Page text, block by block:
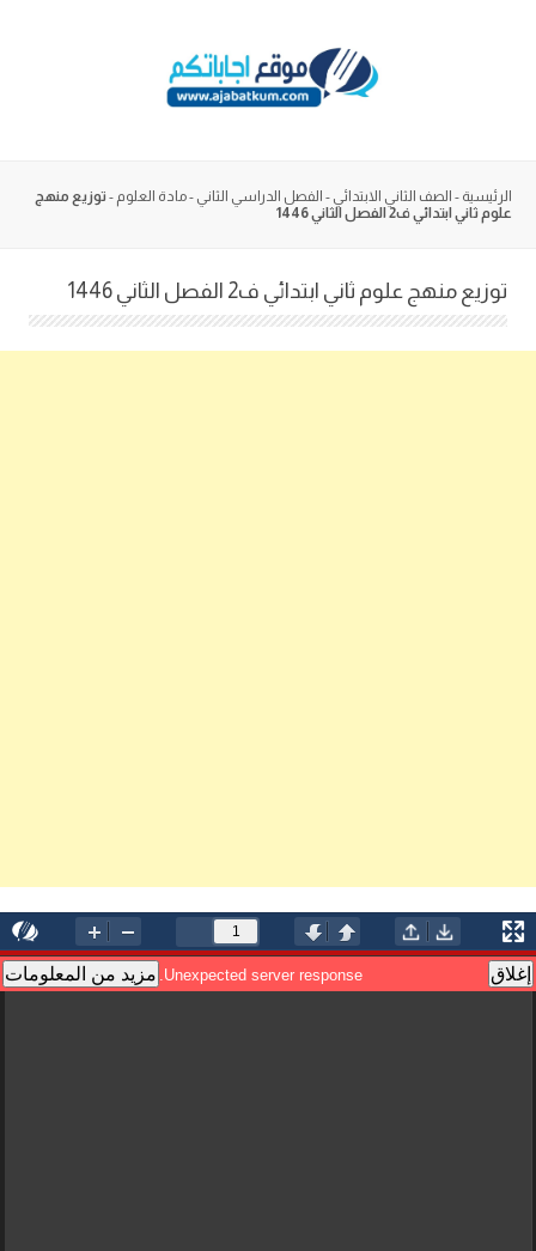
الرئيسية - الصف الثاني الابتدائي - الفصل الدراسي الثاني -مادة العلوم - توزيع منهج
علوم ثاني ابتدائي ف2 الفصل الثاني 1446
توزيع منهج علوم ثاني ابتدائي ف2 الفصل الثاني 1446